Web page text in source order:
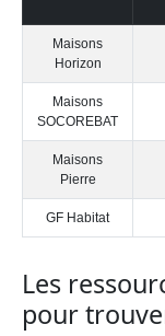
Maisons
Horizon
Maisons
SOCOREBAT
Maisons
Pierre
GF Habitat
Les
pour